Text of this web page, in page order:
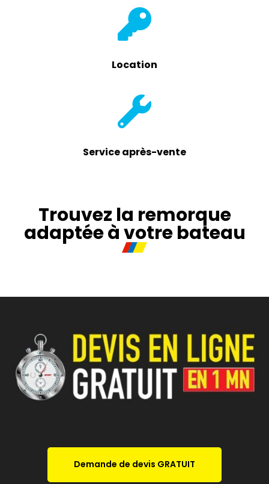
Location
Service après-vente
Trouvez la remorque
adaptée à votre bateau
Demande de devis GRATUIT